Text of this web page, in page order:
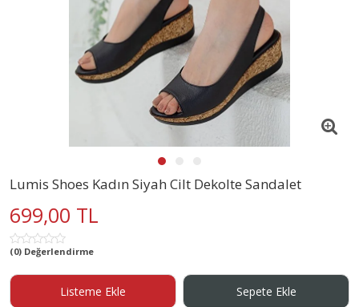
Lumis Shoes Kadın Siyah Cilt Dekolte Sandalet
699,00 TL
(0) Değerlendirme
Listeme Ekle Sepete Ekle